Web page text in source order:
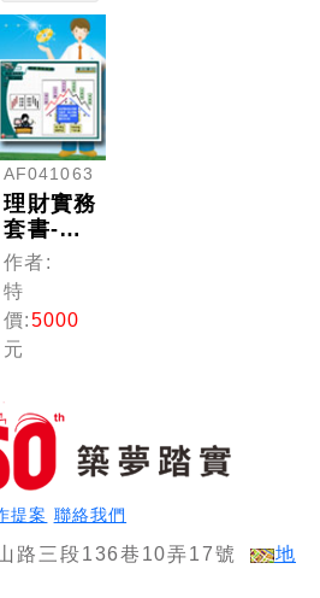
AF041063
理財實務
套書-多
媒體課程
(理財規
劃人員)
作者:
特
價:5000
元
提案 聯絡我們
路三段136巷10弄17號
地